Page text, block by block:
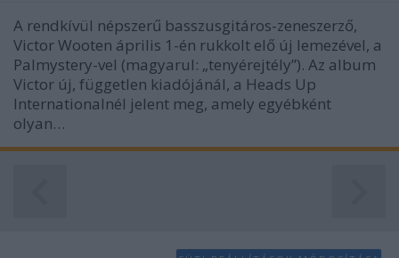
A rendkívül népszerű basszusgitáros-zeneszerző,
Victor Wooten április 1-én rukkolt elő új lemezével, a
Palmystery-vel (magyarul: „tenyérejtély”). Az album
Victor új, független kiadójánál, a Heads Up
Internationalnél jelent meg, amely egyébként
olyan…